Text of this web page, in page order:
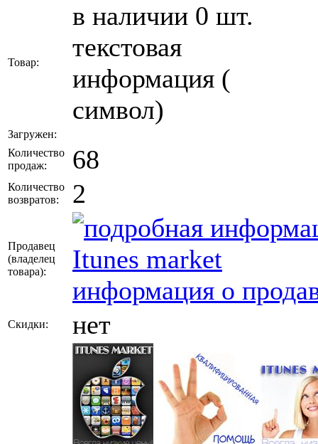
Товар:
в наличии 0 шт.
текстовая
информация (
символ)
Загружен:
Количество
продаж:
68
Количество
возвратов:
2
Продавец
(владелец
товара):
Itunes market
информация о
Скидки: нет